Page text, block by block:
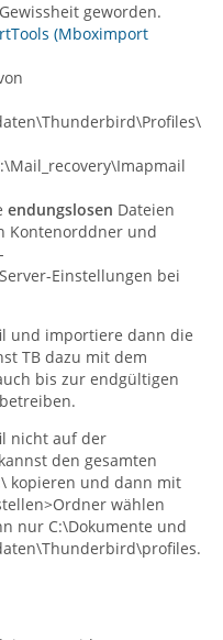
geworden.
(Mboximport
endungslosen Dateien
Kontenorddner und
Einstellungen bei
und importiere dann die
TB dazu mit dem
bis zur endgültigen
nicht auf der
den gesamten
kopieren und dann mit
wählen
nur C:\Dokumente und